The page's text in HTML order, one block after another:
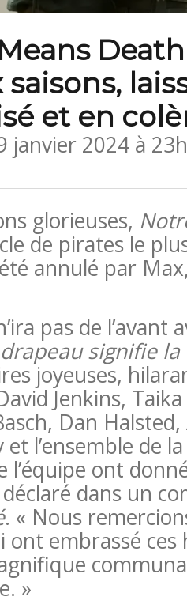
et en
janvier 2024 à
glorieuses,
de pirates le
annulé par
pas de l’avant
signifie
joyeuses,
Jenkins,
Dan Halsted,
l’ensemble de
ont
dans un
. « Nous
ont embrassé ces
»